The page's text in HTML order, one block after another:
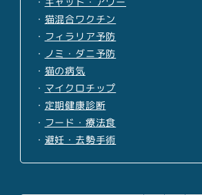
・ 猫混合ワクチン
・ フィラリア予防
・ ノミ・ダニ予防
・ 猫の病気
・ マイクロチップ
・ 定期健康診断
・ フード・療法食
・ 避妊・去勢手術